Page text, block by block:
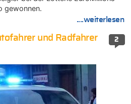
gewonnen.
....weiterlesen
2
und Radfahrer